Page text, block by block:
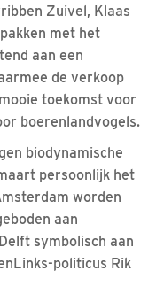
Zuivel, Klaas
met het
aan een
de verkoop
toekomst voor
boerenlandvogels.
biodynamische
persoonlijk het
worden
aan
symbolisch aan
politicus Rik